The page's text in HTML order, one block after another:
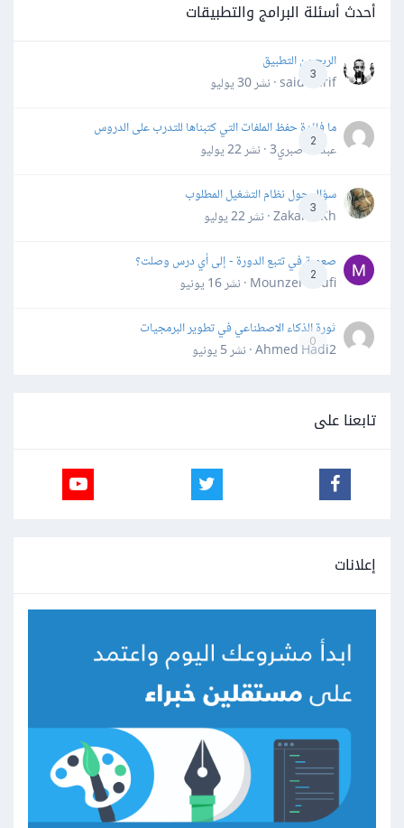
أحدث أسئلة البرامج والتطبيقات
3
الربح من التطبيق
said darif · نشر
30 يوليو
2
ما فائدة حفظ الملفات التي كتبناها للتدرب على الدروس
عبدالله صبري3 · نشر
22 يوليو
3
سؤال حول نظام التشغيل المطلوب
Zakaria Kh · نشر
22 يوليو
2
صعوبة في تتبع الدورة - إلى أي درس وصلت؟
Mounzer Soufi · نشر
16 يونيو
0
ثورة الذكاء الاصطناعي في تطوير البرمجيات
Ahmed Hadi2 · نشر
5 يونيو
تابعنا على
إعلانات